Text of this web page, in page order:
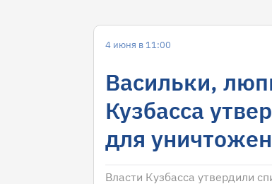
4 июня в 11:00
Васильки,
Кузбасса
для
Власти Кузбасса утвердили